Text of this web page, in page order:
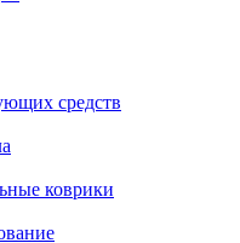
средств
коврики